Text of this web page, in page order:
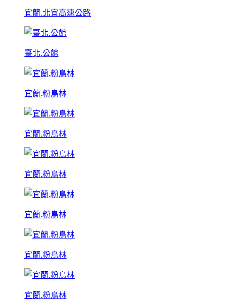
宜蘭.北宜高速公路
臺北.公館
宜蘭.粉鳥林
宜蘭.粉鳥林
宜蘭.粉鳥林
宜蘭.粉鳥林
宜蘭.粉鳥林
宜蘭.粉鳥林